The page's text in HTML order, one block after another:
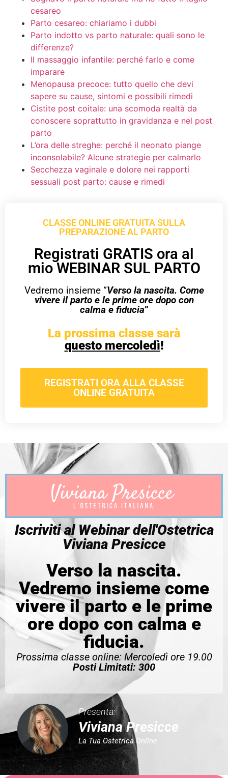
cesareo
Parto cesareo: chiariamo i dubbi
Parto indotto vs parto naturale: quali sono le
differenze?
Il massaggio infantile: perché farlo e come
imparare
Menopausa precoce: tutto quello che devi
sapere su cause, sintomi e possibili rimedi
Cistite post coitale: una scomoda realtà da
conoscere soprattutto in gravidanza e nel post
parto
L’ora delle streghe: perché il neonato piange
inconsolabile? Alcune strategie per calmarlo
Secchezza vaginale e dolore nei rapporti
sessuali post parto: cause e rimedi
CLASSE ONLINE GRATUITA SULLA
PREPARAZIONE AL PARTO
Registrati GRATIS ora al
mio WEBINAR SUL PARTO
Vedremo insieme “Verso la nascita. Come
vivere il parto e le prime ore dopo con
calma e fiducia”
La prossima classe sarà
questo mercoledì!
REGISTRATI ORA ALLA CLASSE
ONLINE GRATUITA
Iscriviti al Webinar dell'Ostetrica
Viviana Presicce
Verso la nascita.
Vedremo insieme come
vivere il parto e le prime
ore dopo con calma e
fiducia.
Prossima classe online: Mercoledì ore 19.00
Posti Limitati: 300
Presenta:
Viviana Presicce
La Tua Ostetrica Online